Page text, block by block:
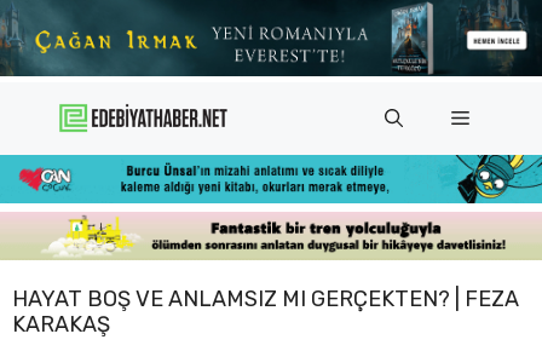
İçeriğe
atla
Menü
HAYAT BOŞ VE ANLAMSIZ MI GERÇEKTEN? | FEZA
KARAKAŞ